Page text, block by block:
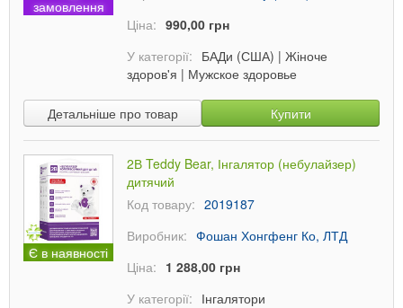
замовлення
Ціна: 990,00 грн
У категорії: БАДи (США) | Жіноче
здоров'я | Мужское здоровье
Детальніше про товар Купити
Є в наявності
2В Teddy Bear, Інгалятор (небулайзер)
дитячий
Код товару: 2019187
Виробник: Фошан Хонгфенг Ко, ЛТД
Ціна: 1 288,00 грн
У категорії: Інгалятори